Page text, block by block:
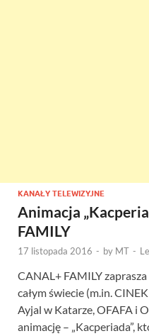
KANAŁY TELEWIZYJNE
Animacja
FAMILY
17 listopada 2016 - by MT -
CANAL+ FAMILY
całym świecie (m.in.
Ayjal w Katarze, OFAFA i
animację – „Kacperiada”,